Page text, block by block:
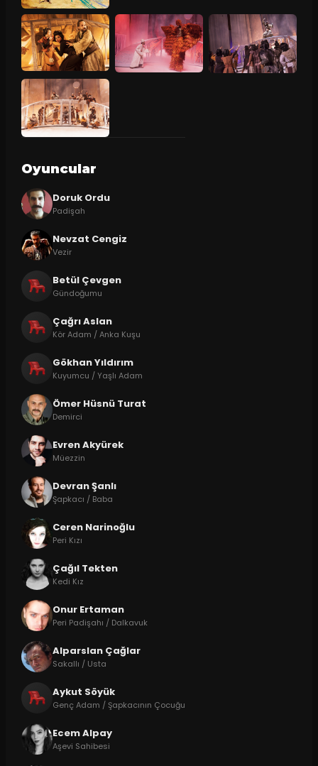
Oyuncular
Doruk Ordu
Padişah
Nevzat Cengiz
Vezir
Betül Çevgen
Gündoğumu
Çağrı Aslan
Kör Adam / Anka Kuşu
Gökhan Yıldırım
Kuyumcu / Yaşlı Adam
Ömer Hüsnü Turat
Demirci
Evren Akyürek
Müezzin
Devran Şanlı
Şapkacı / Baba
Ceren Narinoğlu
Peri Kızı
Çağıl Tekten
Kedi Kız
Onur Ertaman
Peri Padişahı / Dalkavuk
Alparslan Çağlar
Sakallı / Usta
Aykut Söyük
Genç Adam / Şapkacının Çocuğu
Ecem Alpay
Aşevi Sahibesi